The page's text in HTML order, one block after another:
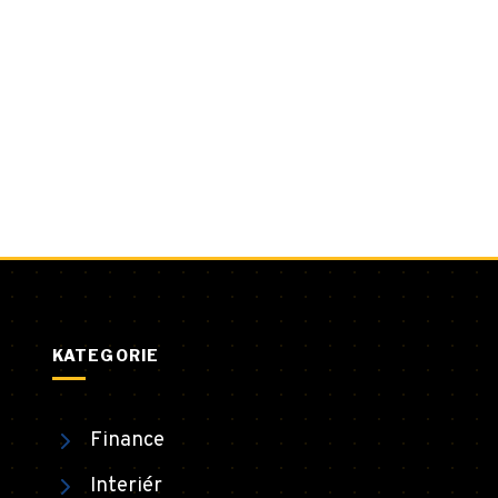
KATEGORIE
Finance
Interiér